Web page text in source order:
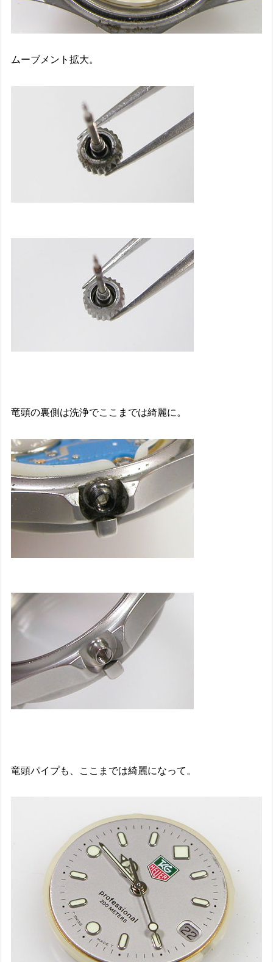
ムーブメント拡大。
竜頭の裏側は洗浄でここまでは綺麗に。
竜頭パイプも、ここまでは綺麗になって。